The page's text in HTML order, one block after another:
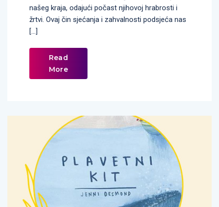
našeg kraja, odajući počast njihovoj hrabrosti i
žrtvi. Ovaj čin sjećanja i zahvalnosti podsjeća nas
[…]
Read
More